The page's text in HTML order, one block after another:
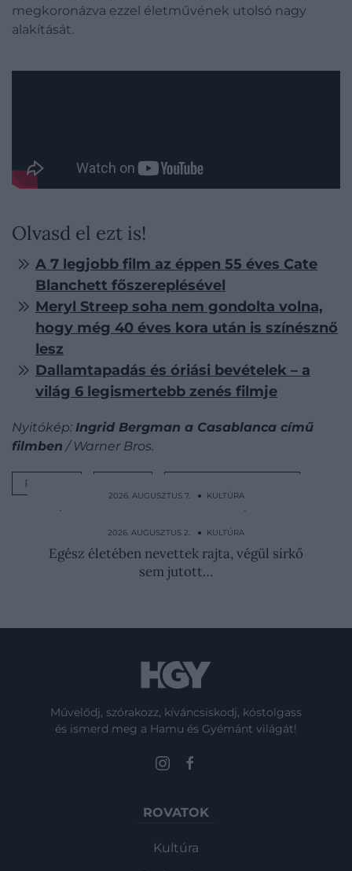
megkoronázva ezzel életművének utolsó nagy
alakítását.
Olvasd el ezt is!
A 7 legjobb film az éppen 55 éves Cate
Blanchett főszereplésével
Meryl Streep soha nem gondolta volna,
hogy még 40 éves kora után is színésznő
lesz
Dallamtapadás és óriási bevételek – a
világ 6 legismertebb zenés filmje
Nyitókép: Ingrid Bergman a Casablanca című
filmben / Warner Bros.
FILMEK
2026. AUGUSZTUS 7. ● KULTÚRA
Bár nem fürdött vérben, a szolgálóit azért
kínozta Báthory…
2026. AUGUSZTUS 2. ● KULTÚRA
Egész életében nevettek rajta, végül sírkő
sem jutott…
Művelődj, szórakozz, kíváncsiskodj, kóstolgass
és ismerd meg a Hamu és Gyémánt világát!
ROVATOK
Kultúra